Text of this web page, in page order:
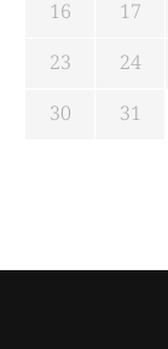
16
17
23
24
30
31